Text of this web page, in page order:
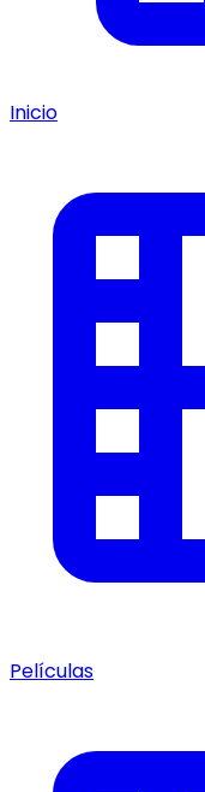
Inicio
Películas